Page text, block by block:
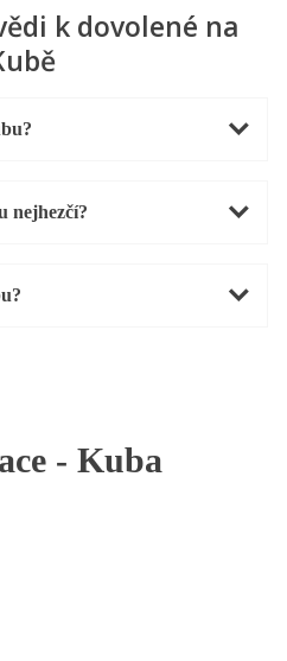
k dovolené na
nejhezčí?
- Kuba